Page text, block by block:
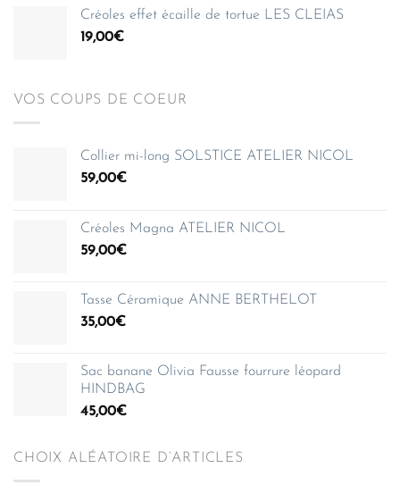
Créoles effet écaille de tortue LES CLEIAS
19,00€
VOS COUPS DE COEUR
Collier mi-long SOLSTICE ATELIER NICOL
59,00€
Créoles Magna ATELIER NICOL
59,00€
Tasse Céramique ANNE BERTHELOT
35,00€
Sac banane Olivia Fausse fourrure léopard
HINDBAG
45,00€
CHOIX ALÉATOIRE D’ARTICLES